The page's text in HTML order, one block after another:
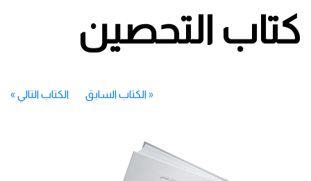
كتاب التحصين
«الكتاب السابق الكتاب التالي »